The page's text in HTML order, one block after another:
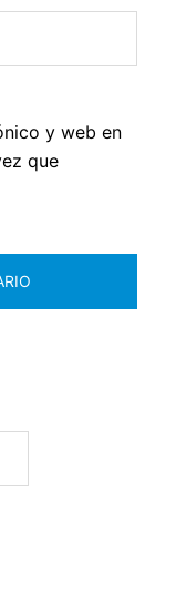
y web en
que